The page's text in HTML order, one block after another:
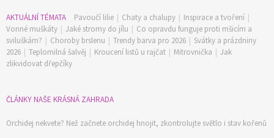
AKTUÁLNÍ TÉMATA Pavoučí lilie | Chaty a chalupy | Inspirace a tvoření |
Vonné muškáty | Jaké stromy do jílu | Co opravdu funguje proti mšicím a
sviluškám? | Choroby brslenu | Trendy barva pro 2026 | Svátky a prázdniny
2026 | Teplomilná šalvěj | Kroucení listů u rajčat | Mitrovnička | Jak
zlikvidovat dřepčíky
ČLÁNKY NAŠE KRÁSNÁ ZAHRADA
Orchidej nekvete? Než začnete orchidej hnojit, zkontrolujte světlo i stav kořenů